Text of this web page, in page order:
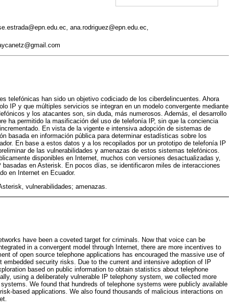
ana.rodriguez@epn.edu.ec,
telefónicas han sido un objetivo codiciado de los ciberdelincuentes. Ahora
IP y que múltiples servicios se integran en un modelo convergente mediante
y los atacantes son, sin duda, más numerosos. Además, el desarrollo
ha permitido la masificación del uso de telefonía IP, sin que la conciencia
En vista de la vigente e intensiva adopción de sistemas de
basada en información pública para determinar estadísticas sobre los
En base a estos datos y a los recopilados por un prototipo de telefonía IP
de las vulnerabilidades y amenazas de estos sistemas telefónicos.
disponibles en Internet, muchos con versiones desactualizadas y,
en Asterisk. En pocos días, se identificaron miles de interacciones
en Internet en Ecuador.
vulnerabilidades; amenazas.
have been a coveted target for criminals. Now that voice can be
in a convergent model through Internet, there are more incentives to
of open source telephone applications has encouraged the massive use of
embedded security risks. Due to the current and intensive adoption of IP
based on public information to obtain statistics about telephone
using a deliberately vulnerable IP telephony system, we collected more
We found that hundreds of telephone systems were publicly available
based applications. We also found thousands of malicious interactions on